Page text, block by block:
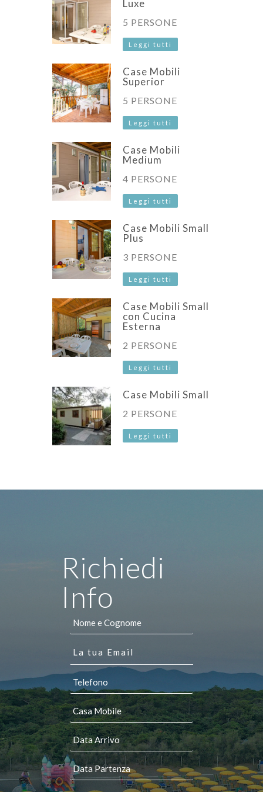
Luxe
5 PERSONE
Leggi tutti
Case Mobili
Superior
5 PERSONE
Leggi tutti
Case Mobili
Medium
4 PERSONE
Leggi tutti
Case Mobili Small
Plus
3 PERSONE
Leggi tutti
Case Mobili Small
con Cucina
Esterna
2 PERSONE
Leggi tutti
Case Mobili Small
2 PERSONE
Leggi tutti
Richiedi
Info